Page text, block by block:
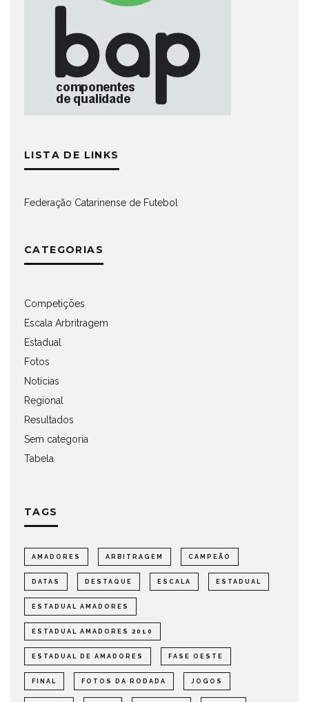
LISTA DE LINKS
Federação Catarinense de Futebol
CATEGORIAS
Competições
Escala Arbritragem
Estadual
Fotos
Notícias
Regional
Resultados
Sem categoria
Tabela
TAGS
AMADORES ARBITRAGEM CAMPEÃO
DATAS DESTAQUE ESCALA ESTADUAL
ESTADUAL AMADORES
ESTADUAL AMADORES 2010
ESTADUAL DE AMADORES FASE OESTE
FINAL FOTOS DA RODADA JOGOS